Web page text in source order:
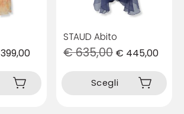
399,00
STAUD Abito
€635,00 € 445,00
Scegli
prodotto